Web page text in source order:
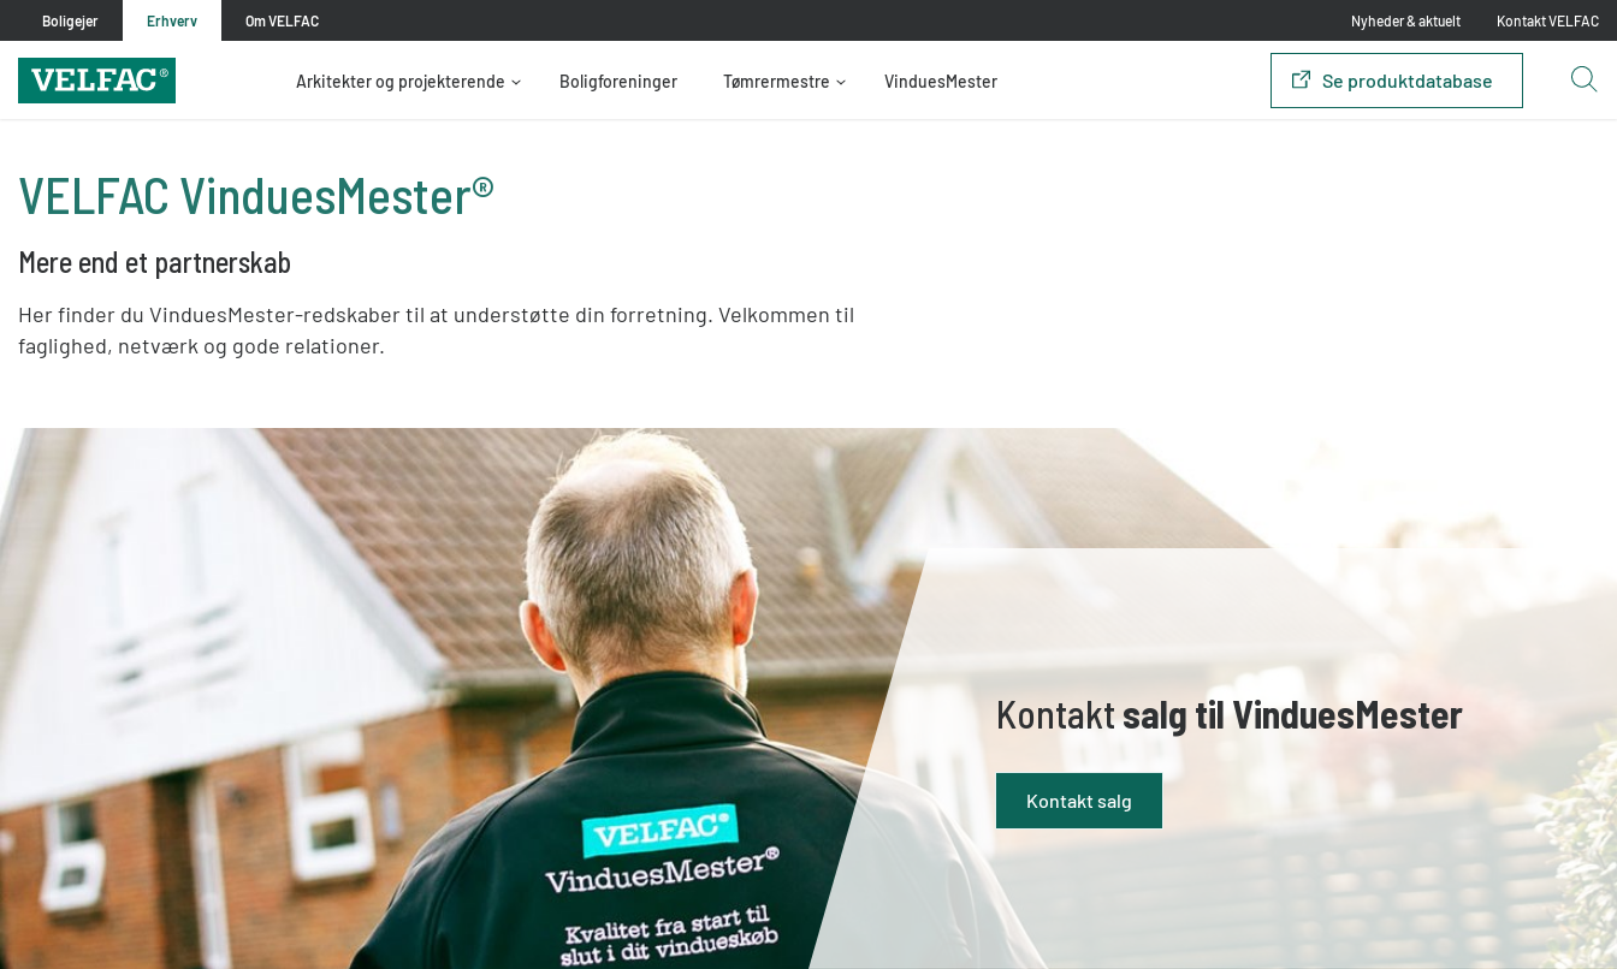
Nyheder & aktuelt Kontakt VELFAC
Boligejer Erhverv Om VELFAC
Arkitekter og projekterende Boligforeninger Tømrermestre VinduesMester Se produktdatabase
VELFAC VinduesMester®
Mere end et partnerskab
Her finder du VinduesMester-redskaber til at understøtte din forretning. Velkommen til
faglighed, netværk og gode relationer.
Kontaktsalg til VinduesMester
Kontakt salg